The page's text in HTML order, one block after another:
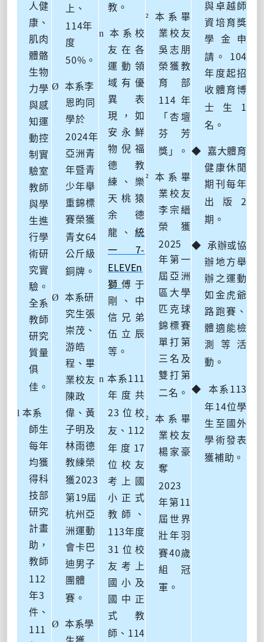
人健
康、
肌肉
體骼
生物
力學
與感
知運
動控
制實
驗室
教師
與學
生進
行學
術研
究實
驗。
全系
教師
研究
質量
俱
佳。
l 本系
師生
每年
均獲
得科
技部
研究
計畫
助，
教師
112
年3
件、
111
上 、
114年
度
50% 。
Ø
本系李
恩昀同
學於
2024年
亞洲青
年暨青
少年舉
重錦標
賽榮獲
青女64
公斤級
銅牌。
Ø
本系研
究生張
崇茂、
游皓
程、畢
業校友
陳政
偉、黃
子明及
林雨德
教練榮
獲2023
第19屆
杭州亞
洲運動
會卡巴
迪男子
團體
賽。
Ø
本系學
教。
n
本系校
友在各
運動領
域有優
異表
現，如
安永鮮
物倪福
德教
練、樂
天桃猿
余德
龍、統
一 7-
ELEVEn
獅傅于
剛、中
信兄弟
伍立辰
等。
n 本系111
年度共
23 位校
友、 112
年度 17
位校友
考上國
小正式
教師、
113年度
31 位校
友考上
國小及
國中正
式教
師、 114
²
本系畢
業校友
吳志朋
榮獲教
育部
114 年
「杏壇
芬芳
獎」。
²
本系畢
業校友
李宗縉
榮獲
2025
年第一
屆亞洲
區大學
匹克球
錦標賽
單打第
三名及
雙打第
二名。
²
本系畢
業校友
楊家豪
奪
2023
年第 11
屆世界
壯年羽
賽40歲
組冠
軍。
與卓越師
資培育獎
學金申
請。
104
年度起招
收體育博
士生 1
名。
◆
嘉大體育
健康休閒
期刊每年
出版2
期。
◆
承辦或協
辦地方舉
辦之運動
如金虎爺
路跑賽、
體適能檢
測等活
動。
◆ 本系 113
年14位學
生至國外
學術發表
獲補助。